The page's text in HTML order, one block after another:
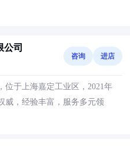
公司
咨询 进店
位于上海嘉定工业区，2021年
威，经验丰富，服务多元领